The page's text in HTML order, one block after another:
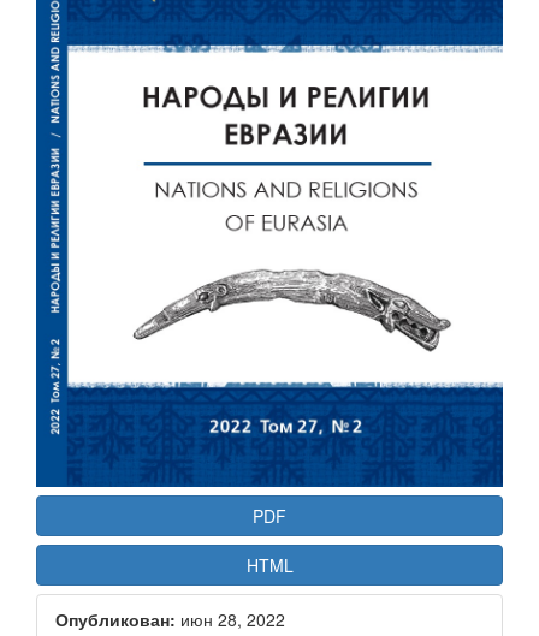
PDF
HTML
Опубликован: июн 28, 2022